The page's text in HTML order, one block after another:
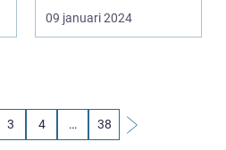
konstform som
fascin...
09 januari 2024
3 4 … 38